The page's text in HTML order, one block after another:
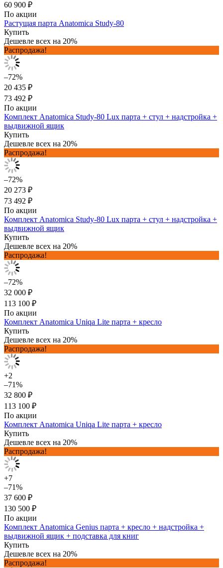
60 900 ₽
По акции
Растущая парта Anatomica Study-80
Купить
Дешевле всех на 20%
Распродажа!
–72%
20 435 ₽
73 492 ₽
По акции
Комплект Anatomica Study-80 Lux парта + стул + надстройка +
выдвижной ящик
Купить
Дешевле всех на 20%
Распродажа!
–72%
20 273 ₽
73 492 ₽
По акции
Комплект Anatomica Study-80 Lux парта + стул + надстройка +
выдвижной ящик
Купить
Дешевле всех на 20%
Распродажа!
–72%
32 000 ₽
113 100 ₽
По акции
Комплект Anatomica Uniqa Lite парта + кресло
Купить
Дешевле всех на 20%
Распродажа!
+2
–71%
32 800 ₽
113 100 ₽
По акции
Комплект Anatomica Uniqa Lite парта + кресло
Купить
Дешевле всех на 20%
Распродажа!
+7
–71%
37 600 ₽
130 500 ₽
По акции
Комплект Anatomica Genius парта + кресло + надстройка +
выдвижной ящик + подставка для книг
Купить
Дешевле всех на 20%
Распродажа!